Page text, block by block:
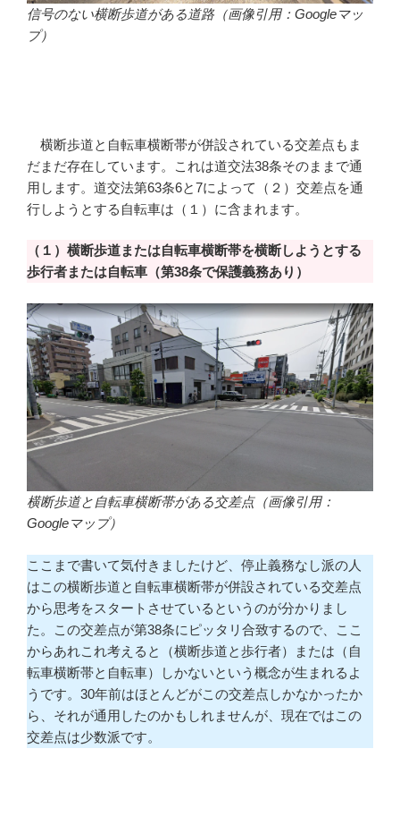
信号のない横断歩道がある道路（画像引用：Googleマッ
プ）
横断歩道と自転車横断帯が併設されている交差点もま
だまだ存在しています。これは道交法38条そのままで通
用します。道交法第63条6と7によって（２）交差点を通
行しようとする自転車は（１）に含まれます。
（１）横断歩道または自転車横断帯を横断しようとする
歩行者または自転車（第38条で保護義務あり）
横断歩道と自転車横断帯がある交差点（画像引用：
Googleマップ）
ここまで書いて気付きましたけど、停止義務なし派の人
はこの横断歩道と自転車横断帯が併設されている交差点
から思考をスタートさせているというのが分かりまし
た。この交差点が第38条にピッタリ合致するので、ここ
からあれこれ考えると（横断歩道と歩行者）または（自
転車横断帯と自転車）しかないという概念が生まれるよ
うです。30年前はほとんどがこの交差点しかなかったか
ら、それが通用したのかもしれませんが、現在ではこの
交差点は少数派です。